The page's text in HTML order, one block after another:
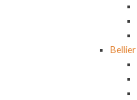
Bellier